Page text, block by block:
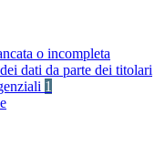
o incompleta
dati da parte dei titolari
1